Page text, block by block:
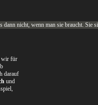
nicht, wenn man sie braucht. Sie
wir für
darauf
und